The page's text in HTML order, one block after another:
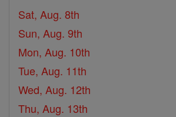
Sat, Aug. 8th
Sun, Aug. 9th
Mon, Aug. 10th
Tue, Aug. 11th
Wed, Aug. 12th
Thu, Aug. 13th